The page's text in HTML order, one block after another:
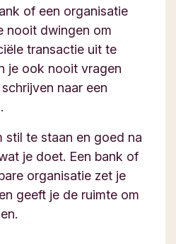
of een organisatie
nooit dwingen om
transactie uit te
je ook nooit vragen
naar een
stil te staan en goed na
je doet. Een bank of
organisatie zet je
geeft je de ruimte om